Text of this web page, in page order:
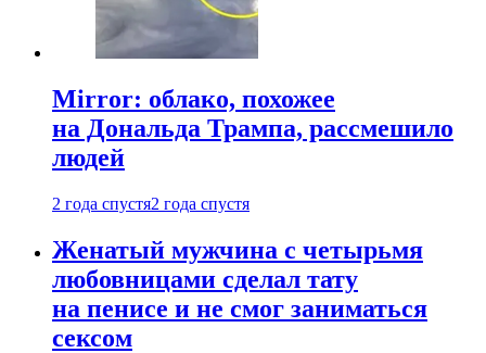
Mirror: облако, похожее
на Дональда Трампа, рассмешило
людей
2 года спустя2 года спустя
Женатый мужчина с четырьмя
любовницами сделал тату
на пенисе и не смог заниматься
сексом